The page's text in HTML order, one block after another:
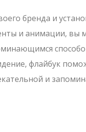
бренда и
и анимации, вы
флайбук
и